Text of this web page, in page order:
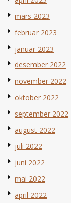
mars 2023
februar 2023
januar 2023
desember 2022
november 2022
oktober 2022
september 2022
august 2022
juli 2022
juni 2022
mai 2022
april 2022